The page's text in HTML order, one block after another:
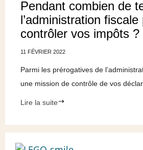
Pendant combien de
l’administration
contrôler vos impôts ?
11 FÉVRIER 2022
Parmi les prérogatives de
une mission de contrôle de vos
Lire la suite